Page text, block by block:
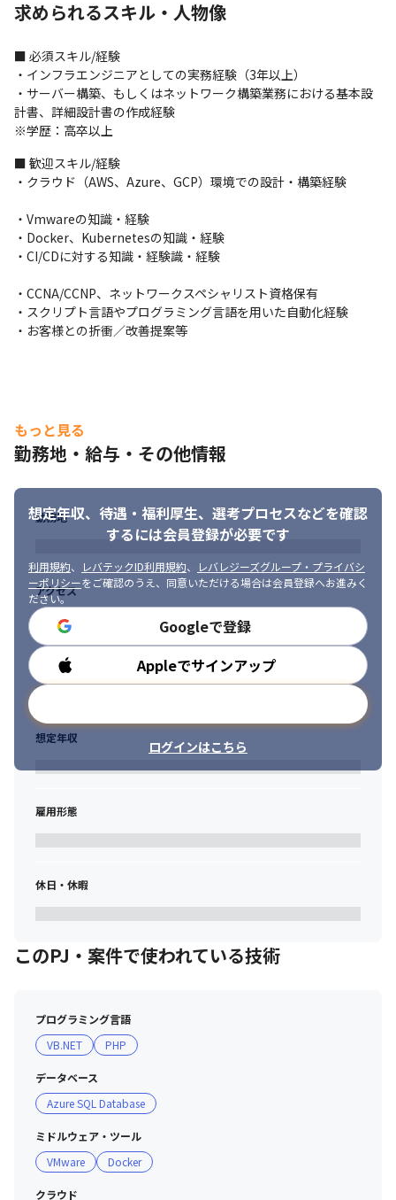
・定着率94%
■プロジェクト事例
・総合電機メーカーのネットワーク構築
・官公庁や病院のインフラ運用保守
・社内情シス業務
求められるスキル・人物像
■ 必須スキル/経験
・インフラエンジニアとしての実務経験（3年以上）
・サーバー構築、もしくはネットワーク構築業務における基本設
計書、詳細設計書の作成経験
※学歴：高卒以上
■ 歓迎スキル/経験
・クラウド（AWS、Azure、GCP）環境での設計・構築経験
・Vmwareの知識・経験
・Docker、Kubernetesの知識・経験
・CI/CDに対する知識・経験識・経験
・CCNA/CCNP、ネットワークスペシャリスト資格保有
・スクリプト言語やプログラミング言語を用いた自動化経験
・お客様との折衝／改善提案等
もっと見る
勤務地・給与・その他情報
想定年収、待遇・福利厚生、 選考プロセスなどを確認
するには会員登録が必要です
利用規約、 レバテックID利用規約、
レバレジーズグループ・プライバシ
ーポリシーをご確認のうえ、同意いただける場合は会員登録へお進みく
ださい。
Googleで登録
Appleでサインアップ
ログインはこちら
勤務地
アクセス
勤務時間
想定年収
雇用形態
休日・休暇
このPJ・案件で使われている技術
プログラミング言語
VB.NET
PHP
データベース
Azure SQL Database
ミドルウェア・ツール
VMware
Docker
クラウド